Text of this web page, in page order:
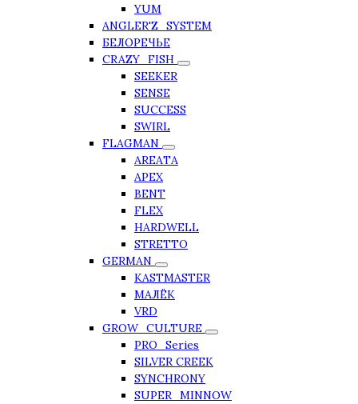
YUM
ANGLER'Z_SYSTEM
БЕЛОРЕЧЬЕ
CRAZY_FISH
SEEKER
SENSE
SUCCESS
SWIRL
FLAGMAN
AREATA
APEX
BENT
FLEX
HARDWELL
STRETTO
GERMAN
KASTMASTER
МАЛЁК
VRD
GROW_CULTURE
PRO_Series
SILVER CREEK
SYNCHRONY
SUPER_MINNOW